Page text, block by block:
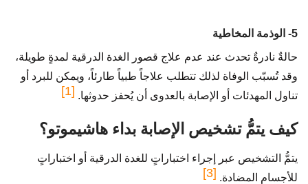
5- الوذمة المخاطية
حالةٌ نادرةٌ تحدث عند عدم علاج قصور الغدة الدرقية لمدةٍ طويلة،
وقد تُسبّب الوفاة لذلك تتطلب علاجاً طبياً طارئاً، ويمكن للبرد أو
تناول المهدئات أو الإصابة بالعدوى أن يُحفز حدوثها. [1]
كيف يتمُّ تشخيص الإصابة بداء هاشيموتو؟
يتمُّ التشخيص عبر إجراء اختباراتٍ للغدة الدرقية أو اختباراتٍ
للأجسام المضادة. [3]